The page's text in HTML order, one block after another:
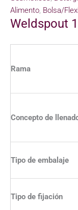
Alimento, Bolsa/
Weldspout
Rama
Concepto de
Tipo de embalaje
Tipo de fijación